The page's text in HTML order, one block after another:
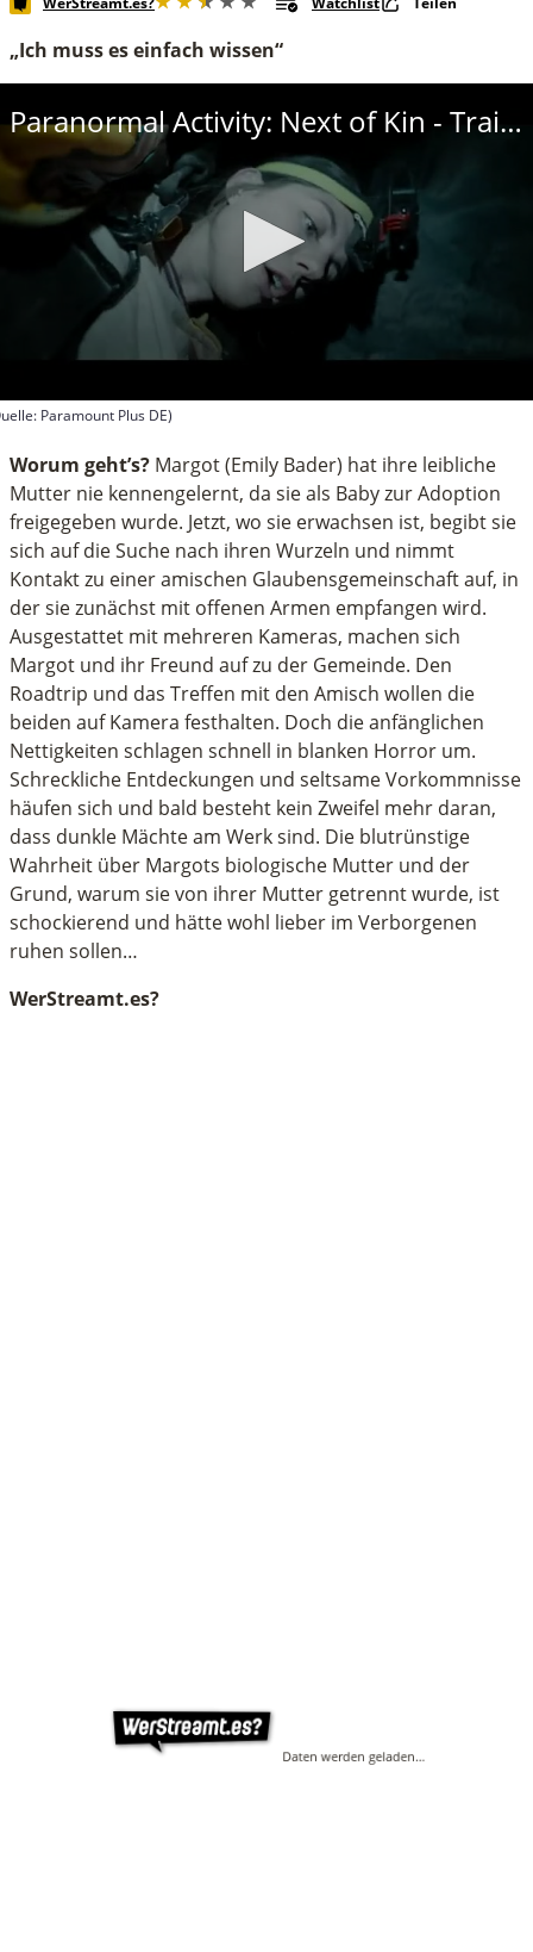
„Ich muss es einfach wissen“
Paranormal Activity: Next of Kin - Trailer
Paramount Plus DE)
Worum geht’s? Margot (Emily Bader) hat ihre leibliche
Mutter nie kennengelernt, da sie als Baby zur Adoption
freigegeben wurde. Jetzt, wo sie erwachsen ist, begibt sie
sich auf die Suche nach ihren Wurzeln und nimmt
Kontakt zu einer amischen Glaubensgemeinschaft auf, in
der sie zunächst mit offenen Armen empfangen wird.
Ausgestattet mit mehreren Kameras, machen sich
Margot und ihr Freund auf zu der Gemeinde. Den
Roadtrip und das Treffen mit den Amisch wollen die
beiden auf Kamera festhalten. Doch die anfänglichen
Nettigkeiten schlagen schnell in blanken Horror um.
Schreckliche Entdeckungen und seltsame Vorkommnisse
häufen sich und bald besteht kein Zweifel mehr daran,
dass dunkle Mächte am Werk sind. Die blutrünstige
Wahrheit über Margots biologische Mutter und der
Grund, warum sie von ihrer Mutter getrennt wurde, ist
schockierend und hätte wohl lieber im Verborgenen
ruhen sollen…
WerStreamt.es?
Daten werden geladen…